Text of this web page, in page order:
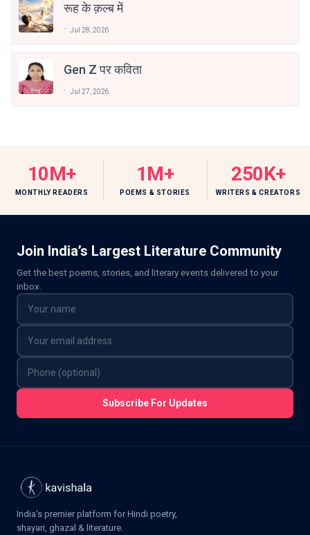
रूह के क़ल्ब में
Jul 28, 2026
Gen Z पर कविता
Jul 27, 2026
10M+
MONTHLY READERS
1M+
POEMS & STORIES
250K+
WRITERS & CREATORS
Join India’s Largest Literature Community
Get the best poems, stories, and literary events delivered to your
inbox.
Subscribe For Updates
India's premier platform for Hindi poetry,
shayari, ghazal & literature.